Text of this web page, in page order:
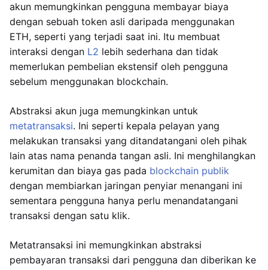
akun memungkinkan pengguna membayar biaya
dengan sebuah token asli daripada menggunakan
ETH, seperti yang terjadi saat ini. Itu membuat
interaksi dengan L2 lebih sederhana dan tidak
memerlukan pembelian ekstensif oleh pengguna
sebelum menggunakan blockchain.
Abstraksi akun juga memungkinkan untuk
metatransaksi. Ini seperti kepala pelayan yang
melakukan transaksi yang ditandatangani oleh pihak
lain atas nama penanda tangan asli. Ini menghilangkan
kerumitan dan biaya gas pada blockchain publik
dengan membiarkan jaringan penyiar menangani ini
sementara pengguna hanya perlu menandatangani
transaksi dengan satu klik.
Metatransaksi ini memungkinkan abstraksi
pembayaran transaksi dari pengguna dan diberikan ke